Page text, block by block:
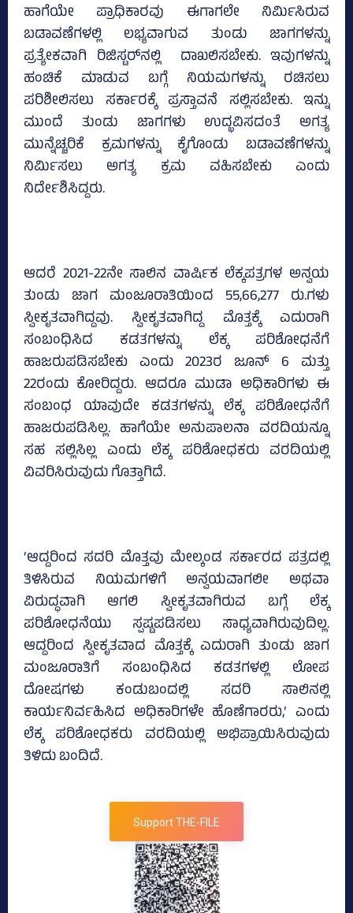
ಹಾಗೆಯೇ ಪ್ರಾಧಿಕಾರವು ಈಗಾಗಲೇ ನಿರ್ಮಿಸಿರುವ
ಬಡಾವಣೆಗಳಲ್ಲಿ ಲಭ್ಯವಾಗುವ ತುಂಡು ಜಾಗಗಳನ್ನು
ಪ್ರತ್ಯೇಕವಾಗಿ ರಿಜಿಸ್ಟರ್‌ನಲ್ಲಿ ದಾಖಲಿಸಬೇಕು. ಇವುಗಳನ್ನು
ಹಂಚಿಕೆ ಮಾಡುವ ಬಗ್ಗೆ ನಿಯಮಗಳನ್ನು ರಚಿಸಲು
ಪರಿಶೀಲಿಸಲು ಸರ್ಕಾರಕ್ಕೆ ಪ್ರಸ್ತಾವನೆ ಸಲ್ಲಿಸಬೇಕು. ಇನ್ನು
ಮುಂದೆ ತುಂಡು ಜಾಗಗಳು ಉದ್ಭವಿಸದಂತೆ ಅಗತ್ಯ
ಮುನ್ನೆಚ್ಚರಿಕೆ ಕ್ರಮಗಳನ್ನು ಕೈಗೊಂಡು ಬಡಾವಣೆಗಳನ್ನು
ನಿರ್ಮಿಸಲು ಅಗತ್ಯ ಕ್ರಮ ವಹಿಸಬೇಕು ಎಂದು
ನಿರ್ದೇಶಿಸಿದ್ದರು.
ಆದರೆ 2021-22ನೇ ಸಾಲಿನ ವಾರ್ಷಿಕ ಲೆಕ್ಕಪತ್ರಗಳ ಅನ್ವಯ
ತುಂಡು ಜಾಗ ಮಂಜೂರಾತಿಯಿಂದ 55,66,277 ರು.ಗಳು
ಸ್ವೀಕೃತವಾಗಿದ್ದವು. ಸ್ವೀಕೃತವಾಗಿದ್ದ ಮೊತ್ತಕ್ಕೆ ಎದುರಾಗಿ
ಸಂಬಂಧಿಸಿದ ಕಡತಗಳನ್ನು ಲೆಕ್ಕ ಪರಿಶೋಧನೆಗೆ
ಹಾಜರುಪಡಿಸಬೇಕು ಎಂದು 2023ರ ಜೂನ್‌ 6 ಮತ್ತು
22ರಂದು ಕೋರಿದ್ದರು. ಆದರೂ ಮುಡಾ ಅಧಿಕಾರಿಗಳು ಈ
ಸಂಬಂಧ ಯಾವುದೇ ಕಡತಗಳನ್ನು ಲೆಕ್ಕ ಪರಿಶೋಧನೆಗೆ
ಹಾಜರುಪಡಿಸಿಲ್ಲ. ಹಾಗೆಯೇ ಅನುಪಾಲನಾ ವರದಿಯನ್ನೂ
ಸಹ ಸಲ್ಲಿಸಿಲ್ಲ ಎಂದು ಲೆಕ್ಕ ಪರಿಶೋಧಕರು ವರದಿಯಲ್ಲಿ
ವಿವರಿಸಿರುವುದು ಗೊತ್ತಾಗಿದೆ.
‘ಆದ್ದರಿಂದ ಸದರಿ ಮೊತ್ತವು ಮೇಲ್ಕಂಡ ಸರ್ಕಾರದ ಪತ್ರದಲ್ಲಿ
ತಿಳಿಸಿರುವ ನಿಯಮಗಳಿಗೆ ಅನ್ವಯವಾಗಲೀ ಅಥವಾ
ವಿರುದ್ಧವಾಗಿ ಆಗಲಿ ಸ್ವೀಕೃತವಾಗಿರುವ ಬಗ್ಗೆ ಲೆಕ್ಕ
ಪರಿಶೋಧನೆಯು ಸ್ಪಷ್ಟಪಡಿಸಲು ಸಾಧ್ಯವಾಗಿರುವುದಿಲ್ಲ.
ಆದ್ದರಿಂದ ಸ್ವೀಕೃತವಾದ ಮೊತ್ತಕ್ಕೆ ಎದುರಾಗಿ ತುಂಡು ಜಾಗ
ಮಂಜೂರಾತಿಗೆ ಸಂಬಂಧಿಸಿದ ಕಡತಗಳಲ್ಲಿ ಲೋಪ
ದೋಷಗಳು ಕಂಡುಬಂದಲ್ಲಿ ಸದರಿ ಸಾಲಿನಲ್ಲಿ
ಕಾರ್ಯನಿರ್ವಹಿಸಿದ ಅಧಿಕಾರಿಗಳೇ ಹೊಣೆಗಾರರು,’ ಎಂದು
ಲೆಕ್ಕ ಪರಿಶೋಧಕರು ವರದಿಯಲ್ಲಿ ಅಭಿಪ್ರಾಯಿಸಿರುವುದು
ತಿಳಿದು ಬಂದಿದೆ.
Support THE-FILE